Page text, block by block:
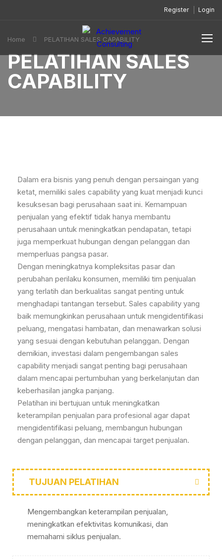
Register Login
Home PELATIHAN SALES CAPABILITY
PELATIHAN SALES
CAPABILITY
Dalam era bisnis yang penuh dengan persaingan yang
ketat, memiliki sales capability yang kuat menjadi kunci
kesuksesan bagi perusahaan saat ini. Kemampuan
penjualan yang efektif tidak hanya membantu
perusahaan untuk meningkatkan pendapatan, tetapi
juga memperkuat hubungan dengan pelanggan dan
memperluas pangsa pasar.
Dengan meningkatnya kompleksitas pasar dan
perubahan perilaku konsumen, memiliki tim penjualan
yang terlatih dan berkualitas sangat penting untuk
menghadapi tantangan tersebut. Sales capability yang
baik memungkinkan perusahaan untuk mengidentifikasi
peluang, mengatasi hambatan, dan menawarkan solusi
yang sesuai dengan kebutuhan pelanggan. Dengan
demikian, investasi dalam pengembangan sales
capability menjadi sangat penting bagi perusahaan
dalam mencapai pertumbuhan yang berkelanjutan dan
keberhasilan jangka panjang.
Pelatihan ini bertujuan untuk meningkatkan
keterampilan penjualan para profesional agar dapat
mengidentifikasi peluang, membangun hubungan
dengan pelanggan, dan mencapai target penjualan.
TUJUAN PELATIHAN
Mengembangkan keterampilan penjualan,
meningkatkan efektivitas komunikasi, dan
memahami siklus penjualan.